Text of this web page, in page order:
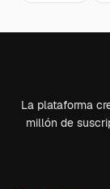
La plataforma
millón de